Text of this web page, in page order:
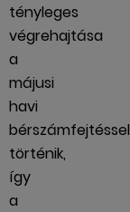
tényleges
végrehajtása
a
májusi
havi
bérszámfejtéssel
történik,
így
a